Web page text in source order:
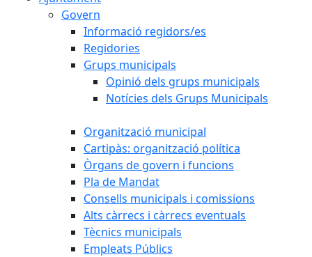
Govern
Informació regidors/es
Regidories
Grups municipals
Opinió dels grups municipals
Notícies dels Grups Municipals
Organització municipal
Cartipàs: organització política
Òrgans de govern i funcions
Pla de Mandat
Consells municipals i comissions
Alts càrrecs i càrrecs eventuals
Tècnics municipals
Empleats Públics